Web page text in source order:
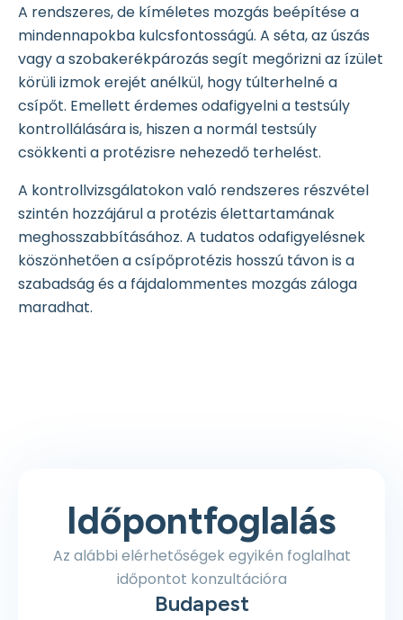
A rendszeres, de kíméletes mozgás beépítése a
mindennapokba kulcsfontosságú. A séta, az úszás
vagy a szobakerékpározás segít megőrizni az ízület
körüli izmok erejét anélkül, hogy túlterhelné a
csípőt. Emellett érdemes odafigyelni a testsúly
kontrollálására is, hiszen a normál testsúly
csökkenti a protézisre nehezedő terhelést.
A kontrollvizsgálatokon való rendszeres részvétel
szintén hozzájárul a protézis élettartamának
meghosszabbításához. A tudatos odafigyelésnek
köszönhetően a csípőprotézis hosszú távon is a
szabadság és a fájdalommentes mozgás záloga
maradhat.
Időpontfoglalás
Az alábbi elérhetőségek egyikén foglalhat
időpontot konzultációra
Budapest